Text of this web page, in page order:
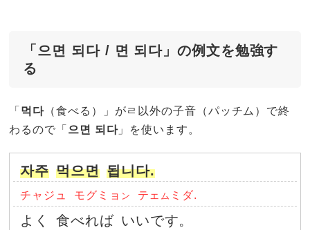
「으면 되다 / 면 되다」の例文を勉強す
る
「 먹다 （食べる）」がㄹ以外の子音（パッチム）で終
わるので「 으면 되다」を使います。
자주 먹으면 됩니다.
チャジュ モグミョ ン テェ ム ミダ.
よく 食べれば いいです。